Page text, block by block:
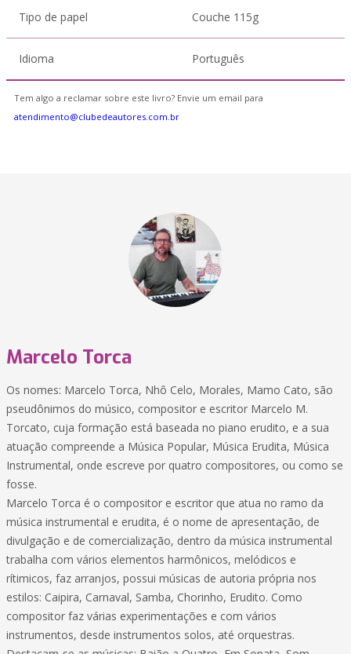
Tipo de papel Couche 115g
Idioma Português
Tem algo a reclamar sobre este livro? Envie um email para
atendimento@clubedeautores.com.br
Marcelo Torca
Os nomes: Marcelo Torca, Nhô Celo, Morales, Mamo Cato, são
pseudônimos do músico, compositor e escritor Marcelo M.
Torcato, cuja formação está baseada no piano erudito, e a sua
atuação compreende a Música Popular, Música Erudita, Música
Instrumental, onde escreve por quatro compositores, ou como se
fosse.
Marcelo Torca é o compositor e escritor que atua no ramo da
música instrumental e erudita, é o nome de apresentação, de
divulgação e de comercialização, dentro da música instrumental
trabalha com vários elementos harmônicos, melódicos e
rítimicos, faz arranjos, possui músicas de autoria própria nos
estilos: Caipira, Carnaval, Samba, Chorinho, Erudito. Como
compositor faz várias experimentações e com vários
instrumentos, desde instrumentos solos, até orquestras.